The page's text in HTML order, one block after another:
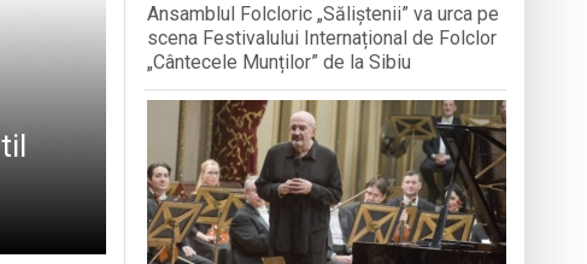
prieteniei și diversității culturale
Ansamblul Folcloric „Săliștenii” va urca pe
scena Festivalului Internațional de Folclor
„Cântecele Munților” de la Sibiu